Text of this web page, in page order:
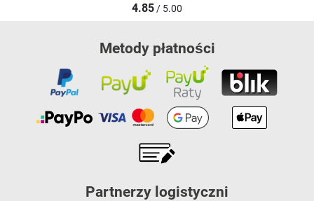
4.85/ 5.00
Metody płatności
Partnerzy logistyczni